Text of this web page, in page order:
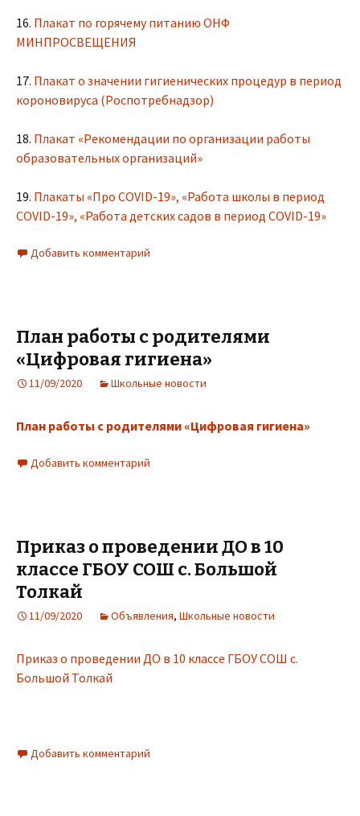
16. Плакат по горячему питанию ОНФ
МИНПРОСВЕЩЕНИЯ
17. Плакат о значении гигиенических процедур в период
короновируса (Роспотребнадзор)
18. Плакат «Рекомендации по организации работы
образовательных организаций»
19. Плакаты «Про COVID-19», «Работа школы в период
COVID-19», «Работа детских садов в период COVID-19»
Добавить комментарий
План работы с родителями
«Цифровая гигиена»
11/09/2020 Школьные новости
План работы с родителями «Цифровая гигиена»
Добавить комментарий
Приказ о проведении ДО в 10
классе ГБОУ СОШ с. Большой
Толкай
11/09/2020 Объявления, Школьные новости
Приказ о проведении ДО в 10 классе ГБОУ СОШ с.
Большой Толкай
Добавить комментарий